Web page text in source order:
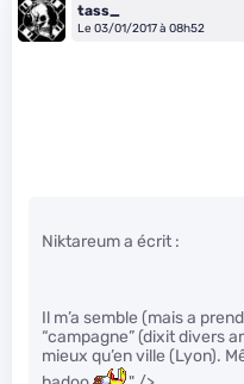
tass_
Le 03/01/2017 à 08h52
Niktareum a écrit :
Il m’a semble (mais a
“campagne” (dixit divers
mieux qu’en ville (Lyon).